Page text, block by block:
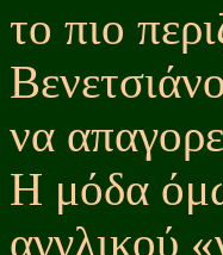
το πιο
να
Η μόδα
αγγλικού